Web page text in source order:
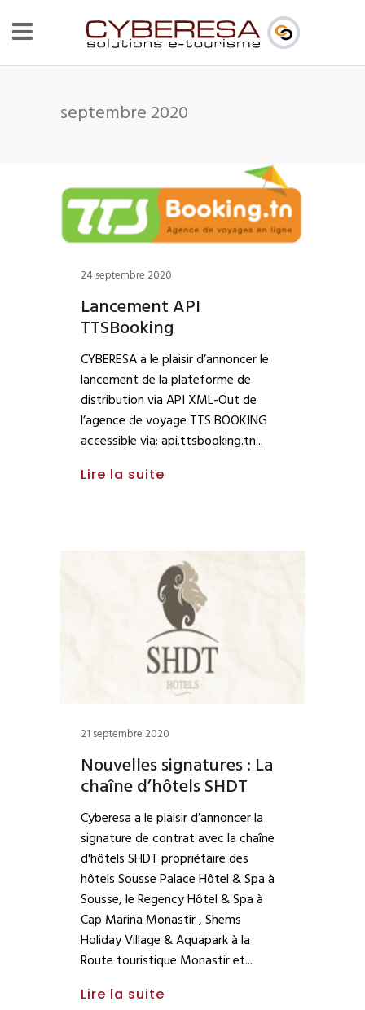
septembre 2020
24 septembre 2020
Lancement API
TTSBooking
CYBERESA a le plaisir d’annoncer le
lancement de la plateforme de
distribution via API XML-Out de
l’agence de voyage TTS BOOKING
accessible via: api.ttsbooking.tn
Lire la suite
21 septembre 2020
Nouvelles signatures : La
chaîne d’hôtels SHDT
Cyberesa a le plaisir d’annoncer la
signature de contrat avec la chaîne
d'hôtels SHDT propriétaire des
hôtels Sousse Palace Hôtel & Spa à
Sousse, le Regency Hôtel & Spa à
Cap Marina Monastir , Shems
Holiday Village & Aquapark à la
Route touristique Monastir et
Lire la suite